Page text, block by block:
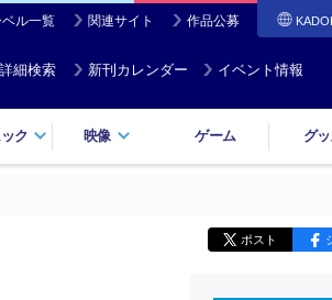
ベル一覧 関連サイト 作品公募
詳細検索 新刊カレンダー イベント情報
ク 映像 ゲーム グ
ポスト